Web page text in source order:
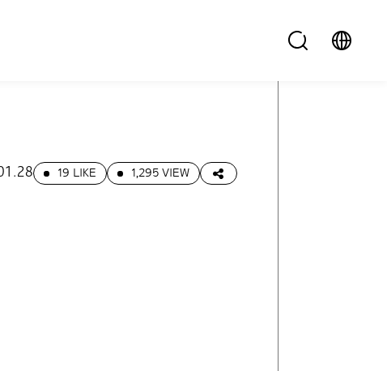
19 LIKE 1,295 VIEW